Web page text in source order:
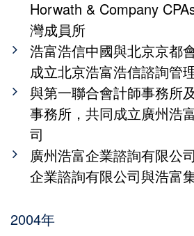
Horwath & Company
灣成員所
浩富浩信中國與北京京都
成立北京浩富浩信諮詢管
與第一聯合會計師事務所
事務所，共同成立廣州浩
司
廣州浩富企業諮詢有限公
企業諮詢有限公司與浩富
2004年